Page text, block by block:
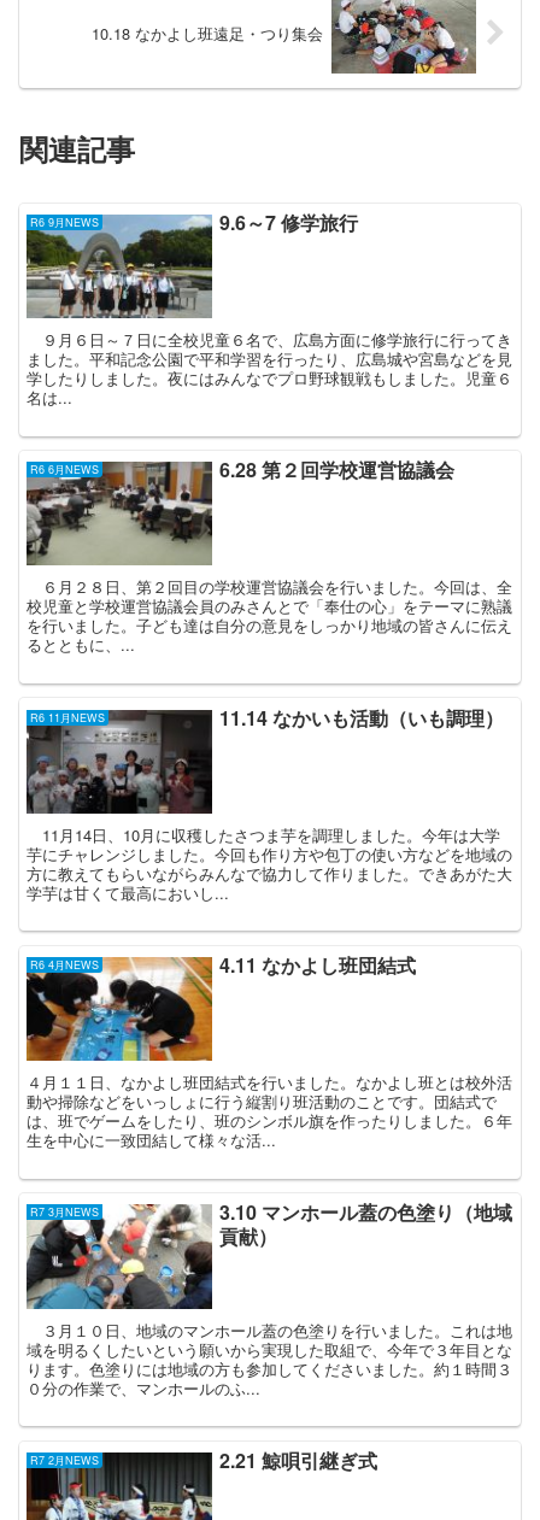
10.18 なかよし班遠足・つり集会
関連記事
R6 9月NEWS 9.6～7 修学旅行
９月６日～７日に全校児童６名で、広島方面に修学旅行に行ってき
ました。平和記念公園で平和学習を行ったり、広島城や宮島などを見
学したりしました。夜にはみんなでプロ野球観戦もしました。児童６
名は...
R6 6月NEWS 6.28 第２回学校運営協議会
６月２８日、第２回目の学校運営協議会を行いました。今回は、全
校児童と学校運営協議会員のみさんとで「奉仕の心」をテーマに熟議
を行いました。子ども達は自分の意見をしっかり地域の皆さんに伝え
るとともに、...
R6 11月NEWS 11.14 なかいも活動（いも調理）
11月14日、10月に収穫したさつま芋を調理しました。今年は大学
芋にチャレンジしました。今回も作り方や包丁の使い方などを地域の
方に教えてもらいながらみんなで協力して作りました。できあがた大
学芋は甘くて最高においし...
R6 4月NEWS 4.11 なかよし班団結式
４月１１日、なかよし班団結式を行いました。なかよし班とは校外活
動や掃除などをいっしょに行う縦割り班活動のことです。団結式で
は、班でゲームをしたり、班のシンボル旗を作ったりしました。６年
生を中心に一致団結して様々な活...
R7 3月NEWS
3.10 マンホール蓋の色塗り（地域
貢献）
３月１０日、地域のマンホール蓋の色塗りを行いました。これは地
域を明るくしたいという願いから実現した取組で、今年で３年目とな
ります。色塗りには地域の方も参加してくださいました。約１時間３
０分の作業で、マンホールのふ...
R7 2月NEWS 2.21 鯨唄引継ぎ式